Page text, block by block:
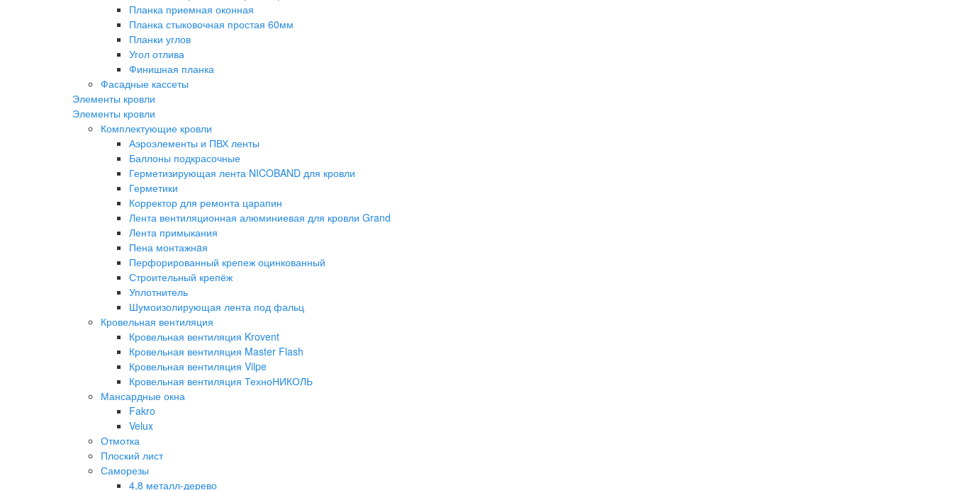
Планка приемная оконная
Планка стыковочная простая 60мм
Планки углов
Угол отлива
Финишная планка
Фасадные кассеты
Элементы кровли
Элементы кровли
Комплектующие кровли
Аэроэлементы и ПВХ ленты
Баллоны подкрасочные
Герметизирующая лента NICOBAND для кровли
Герметики
Корректор для ремонта царапин
Лента вентиляционная алюминиевая для кровли Grand
Лента примыкания
Пена монтажнaя
Перфорированный крепеж оцинкованный
Строительный крепёж
Уплотнитель
Шумоизолирующая лента под фальц
Кровельная вентиляция
Кровельная вентиляция Krovent
Кровельная вентиляция Master Flash
Кровельная вентиляция Vilpe
Кровельная вентиляция ТехноНИКОЛЬ
Мансардные окна
Fakro
Velux
Отмотка
Плоский лист
Саморезы
4,8 металл-дерево